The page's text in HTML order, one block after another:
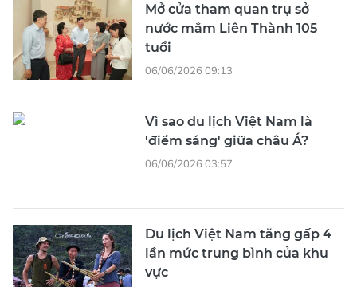
Mở cửa tham quan trụ sở
nước mắm Liên Thành 105
tuổi
06/06/2026 09:13
Vì sao du lịch Việt Nam là
'điểm sáng' giữa châu Á?
06/06/2026 03:57
Du lịch Việt Nam tăng gấp 4
lần mức trung bình của khu
vực